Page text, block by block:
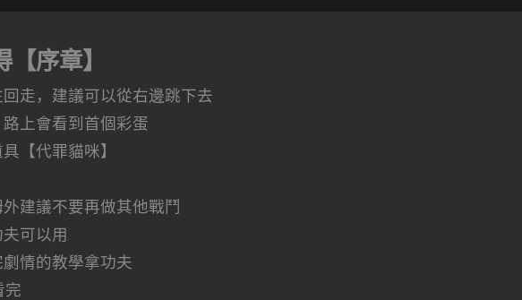
序章】
走，建議可以從右邊跳下去
上會看到首個彩蛋
【代罪貓咪】
建議不要再做其他戰鬥
可以用
情的教學拿功夫
完